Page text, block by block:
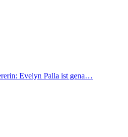
Evelyn Palla ist gena…